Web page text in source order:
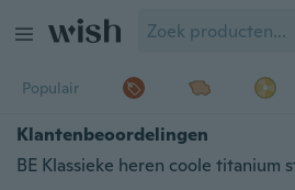
Populair
Klantenbeoordelingen